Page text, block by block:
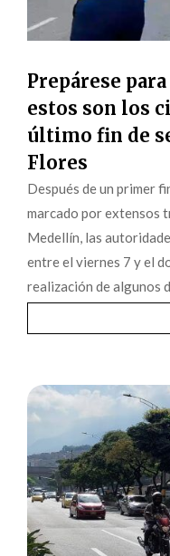
Prepárese
estos son los
último fin de
Flores
Después de un primer
marcado por extensos
Medellín, las
entre el viernes 7 y el
realización de algunos